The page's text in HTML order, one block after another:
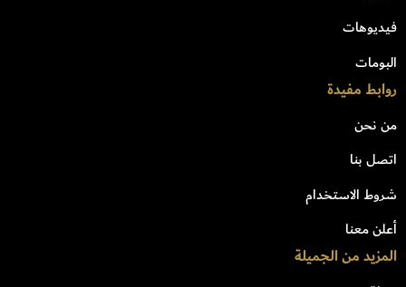
فيديوهات
البومات
روابط مفيدة
من نحن
اتصل بنا
شروط الاستخدام
أعلن معنا
المزيد من الجميلة